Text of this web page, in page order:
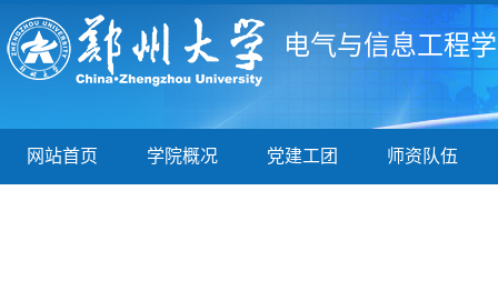
电气与信息工程
网站首页 学院概况 党建工团 师资队伍